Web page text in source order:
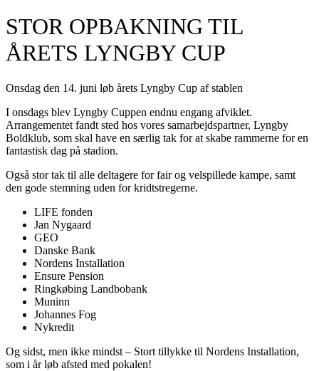
STOR OPBAKNING TIL
ÅRETS LYNGBY CUP
Onsdag den 14. juni løb årets Lyngby Cup af stablen
I onsdags blev Lyngby Cuppen endnu engang afviklet.
Arrangementet fandt sted hos vores samarbejdspartner, Lyngby
Boldklub, som skal have en særlig tak for at skabe rammerne for en
fantastisk dag på stadion.
Også stor tak til alle deltagere for fair og velspillede kampe, samt
den gode stemning uden for kridtstregerne.
LIFE fonden
Jan Nygaard
GEO
Danske Bank
Nordens Installation
Ensure Pension
Ringkøbing Landbobank
Muninn
Johannes Fog
Nykredit
Og sidst, men ikke mindst – Stort tillykke til Nordens Installation,
som i år løb afsted med pokalen!